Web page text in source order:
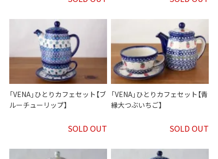
「VENA」ひとりカフェセット【ブ
ルーチューリップ】
SOLD OUT
「VENA」ひとりカフェセット【青
縁大つぶいちご】
SOLD OUT